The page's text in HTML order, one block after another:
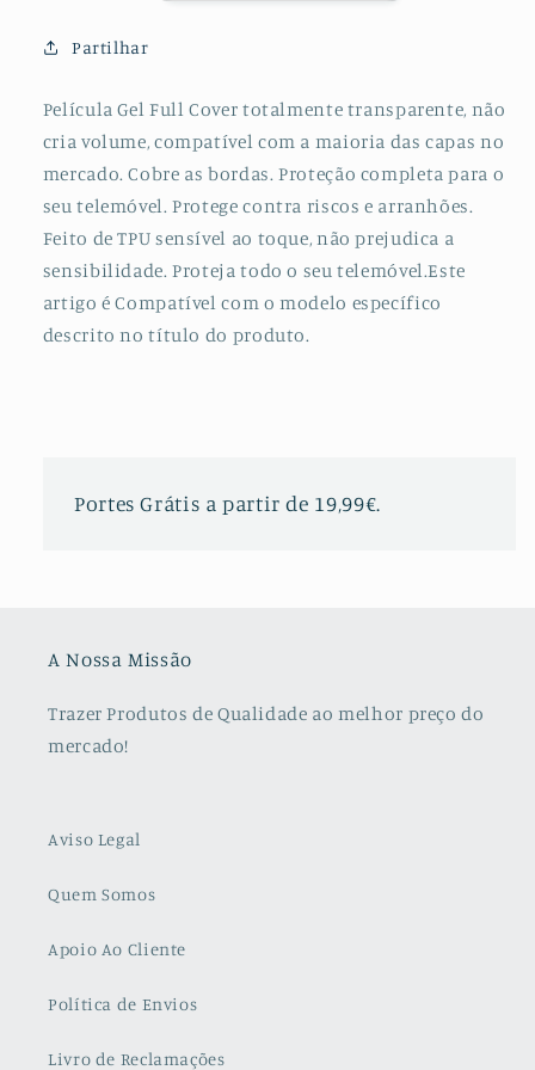
e
para
Honor
10i
Honor
10i
Partilhar
Película Gel Full Cover totalmente transparente, não
cria volume, compatível com a maioria das capas no
mercado. Cobre as bordas. Proteção completa para o
seu telemóvel. Protege contra riscos e arranhões.
Feito de TPU sensível ao toque, não prejudica a
sensibilidade. Proteja todo o seu telemóvel.Este
artigo é Compatível com o modelo específico
descrito no título do produto.
Portes Grátis a partir de 19,99€.
A Nossa Missão
Trazer Produtos de Qualidade ao melhor preço do
mercado!
Aviso Legal
Quem Somos
Apoio Ao Cliente
Política de Envios
Livro de Reclamações